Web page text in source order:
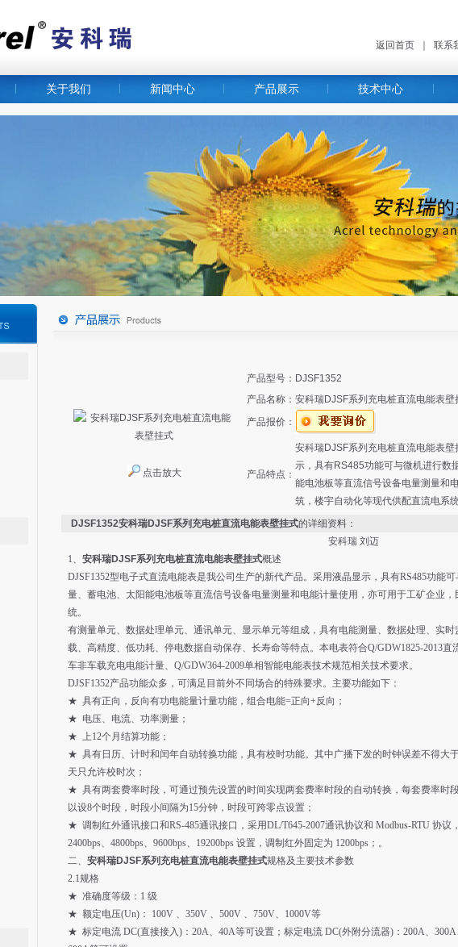
返回首页 联系
关于我们 新闻中心 产品展示 技术中心
点击放大
产品型号： DJSF1352
产品名称： 安科瑞DJSF系列充电桩直流电能表壁
产品报价：
产品特点：
安科瑞DJSF系列充电桩直流电能表
示，具有RS485功能可与微机进行数
能电池板等直流信号设备电量测量和
筑，楼宇自动化等现代供配直流电系统
DJSF1352安科瑞DJSF系列充电桩直流电能表壁挂式的详细资料：
安科瑞 刘迈
1、 安科瑞DJSF系列充电桩直流电能表壁挂式概述
DJSF1352型电子式直流电能表是我公司生产的新代产品。采用液晶显示，具有RS485功能
量、蓄电池、太阳能电池板等直流信号设备电量测量和电能计量使用，亦可用于工矿企业
统。
有测量单元、数据处理单元、通讯单元、显示单元等组成，具有电能测量、数据处理、实
载、高精度、低功耗、停电数据自动保存、长寿命等特点。本电表符合Q/GDW1825-2013直
车非车载充电电能计量、Q/GDW364-2009单相智能电能表技术规范相关技术要求。
DJSF1352产品功能众多，可满足目前外不同场合的特殊要求。主要功能如下：
★ 具有正向，反向有功电能量计量功能，组合电能=正向+反向；
★ 电压、电流、功率测量；
★ 上12个月结算功能；
★ 具有日历、计时和闰年自动转换功能，具有校时功能。其中广播下发的时钟误差不得大
天只允许校时次；
★ 具有两套费率时段，可通过预先设置的时间实现两套费率时段的自动转换，每套费率时
以设8个时段，时段小间隔为15分钟，时段可跨零点设置；
★ 调制红外通讯接口和RS-485通讯接口，采用DL/T645-2007通讯协议和 Modbus-RTU 协议，
2400bps、4800bps、9600bps、19200bps 设置，调制红外固定为 1200bps；。
二、 安科瑞DJSF系列充电桩直流电能表壁挂式规格及主要技术参数
2.1规格
★ 准确度等级：1 级
★ 额定电压(Un)： 100V 、350V 、500V 、750V、1000V等
★ 标定电流 DC(直接接入)：20A、40A等可设置；标定电流 DC(外附分流器)：200A、300A